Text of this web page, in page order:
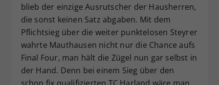
blieb der einzige Ausrutscher der Hausherren,
die sonst keinen Satz abgaben. Mit dem
Pflichtsieg über die weiter punktelosen Steyrer
wahrte Mauthausen nicht nur die Chance aufs
Final Four, man hält die Zügel nun gar selbst in
der Hand. Denn bei einem Sieg über den
schon fix qualifizierten TC Harland wäre man